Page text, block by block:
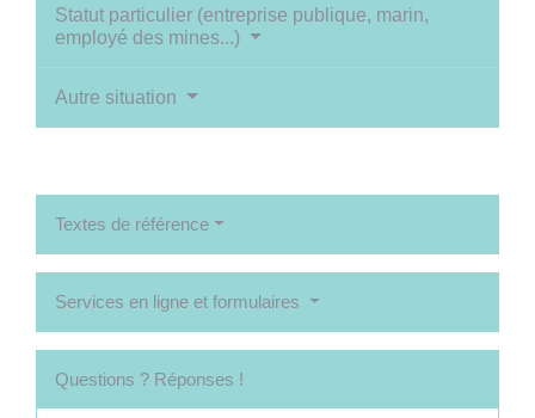
Statut particulier (entreprise publique, marin,
employé des mines...)
Autre situation
Textes de référence
Services en ligne et formulaires
Questions ? Réponses !